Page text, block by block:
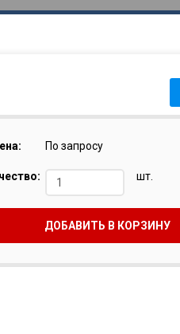
По запросу
шт.
ДОБАВИТЬ В КОРЗИНУ